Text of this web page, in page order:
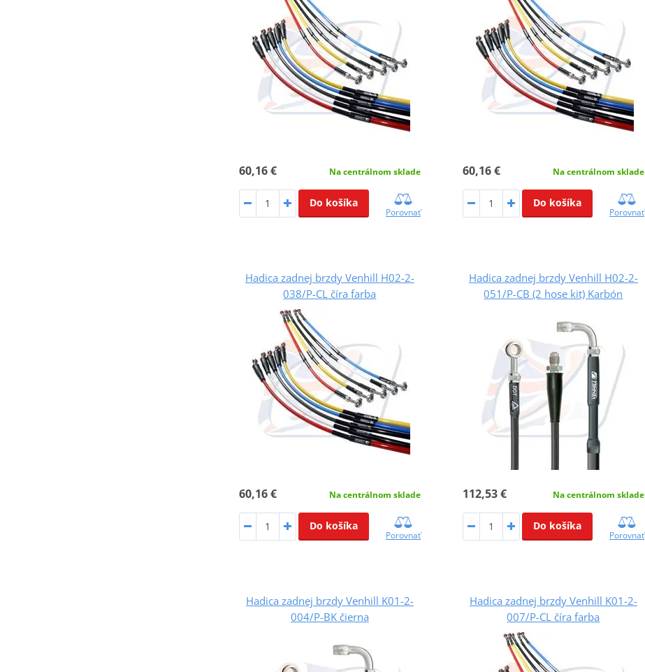
60,16 € Na centrálnom sklade
Do košíka
Porovnať
60,16 € Na centrálnom sklade
Do košíka
Porovnať
Hadica zadnej brzdy Venhill H02-2-
038/P-CL číra farba
60,16 € Na centrálnom sklade
Do košíka
Porovnať
Hadica zadnej brzdy Venhill H02-2-
051/P-CB (2 hose kit) Karbón
112,53 € Na centrálnom sklade
Do košíka
Porovnať
Hadica zadnej brzdy Venhill K01-2-
004/P-BK čierna
Hadica zadnej brzdy Venhill K01-2-
007/P-CL číra farba